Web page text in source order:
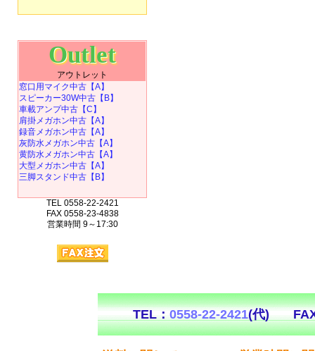
Outlet
アウトレット
窓口用マイク中古【A】
スピーカー30W中古【B】
車載アンプ中古【C】
肩掛メガホン中古【A】
録音メガホン中古【A】
灰防水メガホン中古【A】
黄防水メガホン中古【A】
大型メガホン中古【A】
三脚スタンド中古【B】
TEL 0558-22-2421
FAX 0558-23-4838
営業時間 9～17:30